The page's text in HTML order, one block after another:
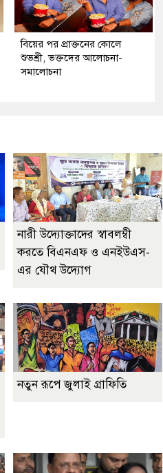
বিয়ের পর প্রাক্তনের কোলে
শুভশ্রী, ভক্তদের আলোচনা-
সমালোচনা
নারী উদ্যোক্তাদের স্বাবলম্বী
করতে বিএনএফ ও এনইউএস-
এর যৌথ উদ্যোগ
নতুন রূপে জুলাই গ্রাফিতি